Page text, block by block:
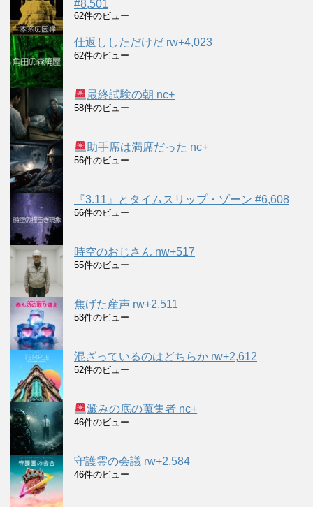
#8,501
62件のビュー
仕返ししただけだ rw+4,023
62件のビュー
最終試験の朝 nc+
58件のビュー
助手席は満席だった nc+
56件のビュー
『3.11』とタイムスリップ・ゾーン #6,608
56件のビュー
時空のおじさん nw+517
55件のビュー
焦げた産声 rw+2,511
53件のビュー
混ざっているのはどちらか rw+2,612
52件のビュー
澱みの底の蒐集者 nc+
46件のビュー
守護霊の会議 rw+2,584
46件のビュー